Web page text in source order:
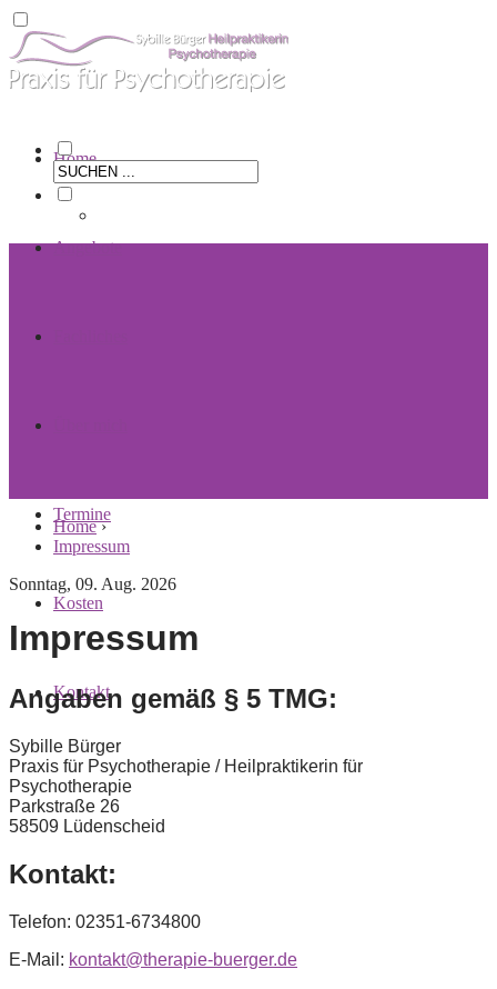
Home
Angebote
Termine
Kosten
Kontakt
Home›
Impressum
Sonntag, 09. Aug. 2026
Impressum
Angaben gemäß § 5 TMG:
Sybille Bürger
Praxis für Psychotherapie / Heilpraktikerin für
Psychotherapie
Parkstraße 26
58509 Lüdenscheid
Kontakt:
Telefon: 02351-6734800
E-Mail: kontakt@therapie-buerger.de